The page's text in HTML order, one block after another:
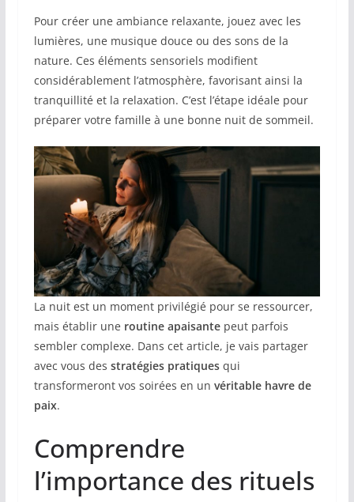
Pour créer une ambiance relaxante, jouez avec les
lumières, une musique douce ou des sons de la
nature. Ces éléments sensoriels modifient
considérablement l’atmosphère, favorisant ainsi la
tranquillité et la relaxation. C’est l’étape idéale pour
préparer votre famille à une bonne nuit de sommeil.
La nuit est un moment privilégié pour se ressourcer,
mais établir une routine apaisantepeut parfois
sembler complexe. Dans cet article, je vais partager
avec vous des stratégies pratiquesqui
transformeront vos soirées en un véritable havre de
paix.
Comprendre
l’importance des rituels